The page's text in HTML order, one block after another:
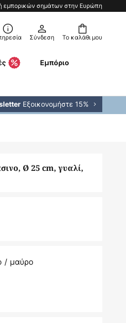
εμπορικών σημάτων στην Ευρώπη
Το καλάθι μου
Σύνδεση
Εμπόριο
Εξοικονομήστε 15%
Ø 25 cm, γυαλί,
/ μαύρο